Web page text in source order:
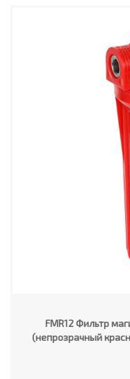
FMR12 Фильтр
(непрозрачный